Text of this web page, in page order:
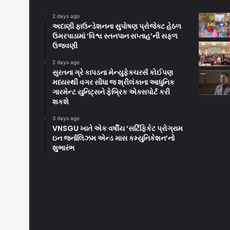
2 days ago
અદાણી ફાઉન્ડેશનના સુપોષણ પ્રોજેક્ટ હેઠળ
ઉમરપાડામાં ‘વિશ્વ સ્તનપાન સપ્તાહ’ની સફળ
ઉજવણી
2 days ago
સુરતના ગ્રે કાપડના મેન્યુફેક્ચરર્સ કોઈપણ
મધ્યસ્થી વગર સીધા જ શ્રીલંકાના આધુનિક
ગારમેન્ટ યુનિટ્સને ફેબ્રિક એક્સપોર્ટ કરી
શકશે
3 days ago
VNSGU ખાતે એક વર્ષીય ‘સર્ટિફિકેટ પ્રોગ્રામ
ઇન જર્નાલિઝમ એન્ડ માસ કમ્યુનિકેશન’નો
શુભારંભ